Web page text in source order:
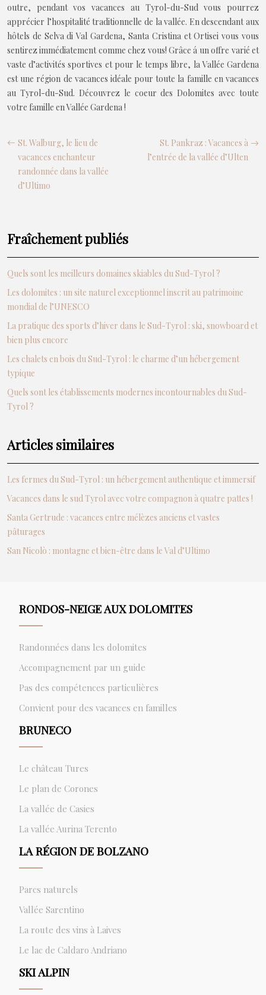
outre, pendant vos vacances au Tyrol-du-Sud vous pourrez
apprécier l’hospitalité traditionnelle de la vallée. En descendant aux
hôtels de Selva di Val Gardena, Santa Cristina et Ortisei vous vous
sentirez immédiatement comme chez vous! Grâce á un offre varié et
vaste d’activités sportives et pour le temps libre, la Vallée Gardena
est une région de vacances idéale pour toute la famille en vacances
au Tyrol-du-Sud. Découvrez le coeur des Dolomites avec toute
votre famille en Vallée Gardena !
St. Walburg, le lieu de
vacances enchanteur
randonnée dans la vallée
d’Ultimo
St. Pankraz : Vacances à
l’entrée de la vallée d’Ulten
Fraîchement publiés
Quels sont les meilleurs domaines skiables du Sud-Tyrol ?
Les dolomites : un site naturel exceptionnel inscrit au patrimoine
mondial de l’UNESCO
La pratique des sports d’hiver dans le Sud-Tyrol : ski, snowboard et
bien plus encore
Les chalets en bois du Sud-Tyrol : le charme d’un hébergement
typique
Quels sont les établissements modernes incontournables du Sud-
Tyrol ?
Articles similaires
Les fermes du Sud-Tyrol : un hébergement authentique et immersif
Vacances dans le sud Tyrol avec votre compagnon à quatre pattes !
Santa Gertrude : vacances entre mélèzes anciens et vastes
pâturages
San Nicolò : montagne et bien-être dans le Val d’Ultimo
RONDOS-NEIGE AUX DOLOMITES
Randonnées dans les dolomites
Accompagnement par un guide
Pas des compétences particulières
Convient pour des vacances en familles
BRUNECO
Le château Tures
Le plan de Corones
La vallée de Casies
La vallée Aurina Terento
LA RÉGION DE BOLZANO
Parcs naturels
Vallée Sarentino
La route des vins à Laives
Le lac de Caldaro Andriano
SKI ALPIN